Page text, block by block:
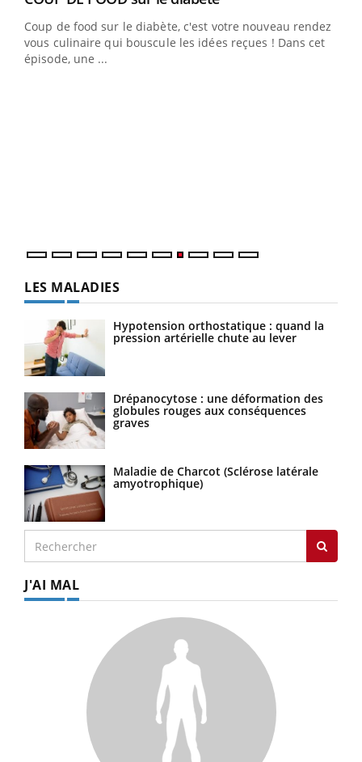
Coup de food sur le diabète, c'est votre nouveau rendez-
vous culinaire qui bouscule les idées reçues ! Dans cet
épisode, une ...
LES MALADIES
Hypotension orthostatique : quand la
pression artérielle chute au lever
Drépanocytose : une déformation des
globules rouges aux conséquences
graves
Maladie de Charcot (Sclérose latérale
amyotrophique)
J'AI MAL